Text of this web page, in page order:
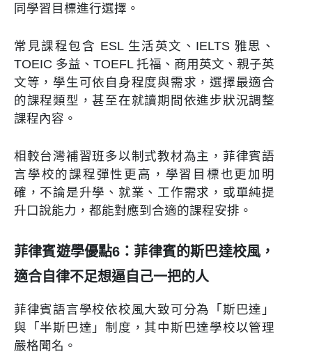
同學習目標進行選擇。
常見課程包含 ESL 生活英文、IELTS 雅思、
TOEIC 多益、TOEFL 托福、商用英文、親子英
文等，學生可依自身程度與需求，選擇最適合
的課程類型，甚至在就讀期間依進步狀況調整
課程內容。
相較台灣補習班多以制式教材為主，菲律賓語
言學校的課程彈性更高，學習目標也更加明
確，不論是升學、就業、工作需求，或單純提
升口說能力，都能對應到合適的課程安排。
菲律賓遊學優點6：菲律賓的斯巴達校風，
適合自律不足想逼自己一把的人
菲律賓語言學校依校風大致可分為「斯巴達」
與「半斯巴達」制度，其中斯巴達學校以管理
嚴格聞名。